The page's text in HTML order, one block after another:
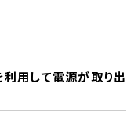
用して電源が取り出